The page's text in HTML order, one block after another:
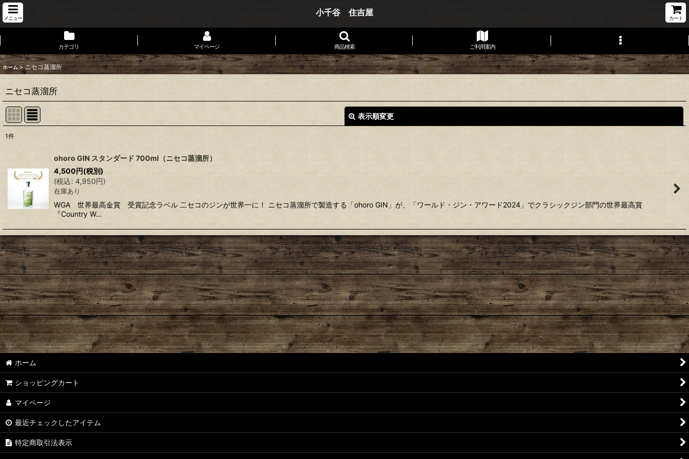
メニュー
小千谷 住吉屋
カート
カテゴリ マイページ 商品検索 ご利用案内
ホーム > ニセコ蒸溜所
ニセコ蒸溜所
表示順変更
並び順:
絞り込む
1件
ohoro GIN スタンダード 700ml（ニセコ蒸溜所）
4,500円(税別)
(税込: 4,950円)
在庫あり
WGA 世界最高金賞 受賞記念ラベル 二セコのジンが世界一に！ ニセコ蒸溜所で製造する「ohoro GIN」が、「ワールド・ジン・アワード2024」でクラシックジン部門の世界最高賞
『Country W…
ホーム
ショッピングカート
マイページ
最近チェックしたアイテム
特定商取引法表示